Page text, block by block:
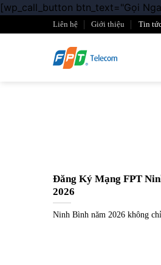
[wp_call_button btn_text="Gọi
Liên hệ Giới thiệu Tin
Đăng Ký Mạng FPT
2026
Ninh Bình năm 2026 không